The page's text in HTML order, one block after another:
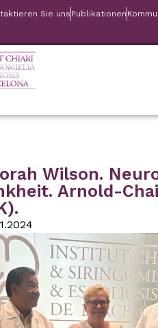
Sie uns Publikationen
Wilson.
Arnold-